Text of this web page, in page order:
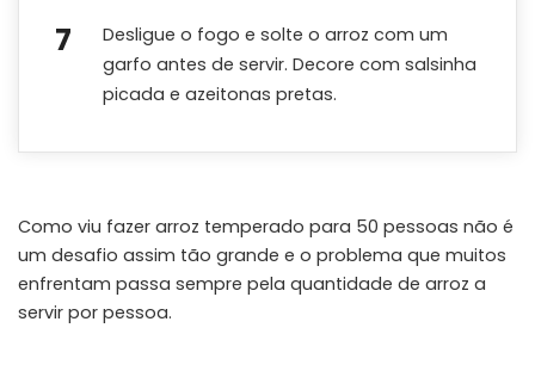
Desligue o fogo e solte o arroz com um
garfo antes de servir. Decore com salsinha
picada e azeitonas pretas.
Como viu fazer arroz temperado para 50 pessoas não é
um desafio assim tão grande e o problema que muitos
enfrentam passa sempre pela quantidade de arroz a
servir por pessoa.